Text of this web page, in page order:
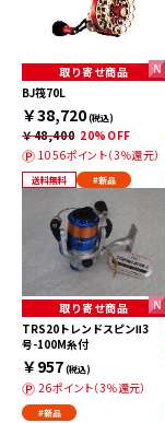
取り寄せ商品
BJ筏70L
￥38,720(税込)
￥48,400 20%OFF
1056ポイント（3％還元）
送料無料 #新品
取り寄せ商品
TRS20トレンドスピンⅡ3
号-100M糸付
￥957(税込)
26ポイント（3％還元）
#新品